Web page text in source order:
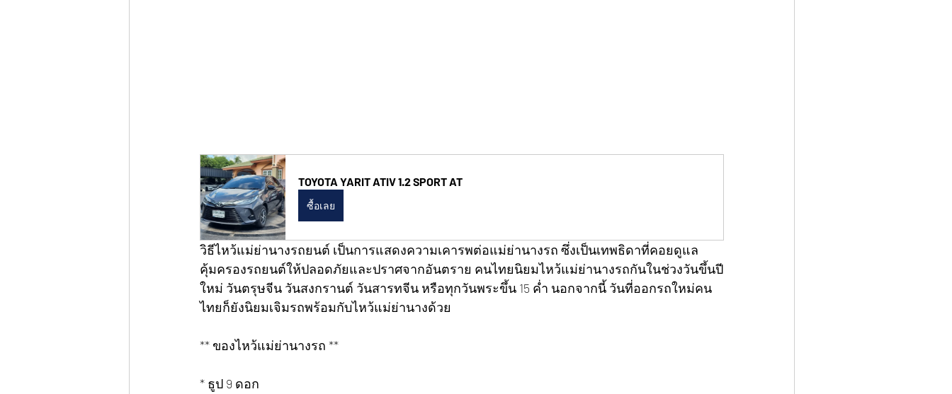
TOYOTA YARIT ATIV 1.2 SPORT AT
ซื้อเลย
วิธีไหว้แม่ย่านางรถยนต์ เป็นการแสดงความเคารพต่อแม่ย่านางรถ ซึ่งเป็นเทพธิดาที่คอยดูแล
คุ้มครองรถยนต์ให้ปลอดภัยและปราศจากอันตราย คนไทยนิยมไหว้แม่ย่านางรถกันในช่วงวันขึ้นปี
ใหม่ วันตรุษจีน วันสงกรานต์ วันสารทจีน หรือทุกวันพระขึ้น 15 ค่ำ นอกจากนี้ วันที่ออกรถใหม่คน
ไทยก็ยังนิยมเจิมรถพร้อมกับไหว้แม่ย่านางด้วย
** ของไหว้แม่ย่านางรถ **
* ธูป 9 ดอก